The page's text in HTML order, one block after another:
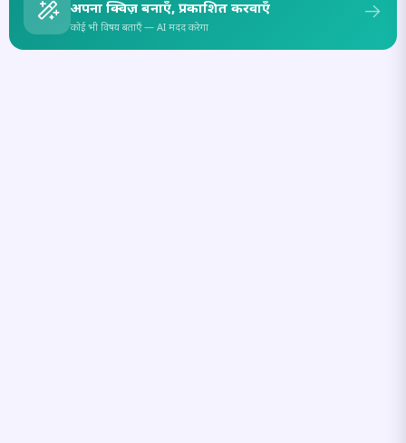
अपना क्विज़ बनाएँ, प्रकाशित करवाएँ
कोई भी विषय बताएँ — AI मदद करेगा